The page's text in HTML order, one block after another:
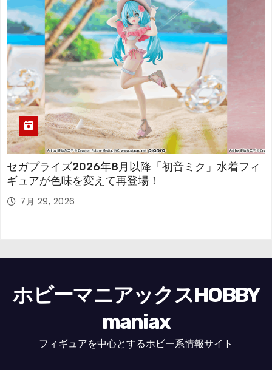
セガプライズ2026年8月以降「初音ミク」水着フィ
ギュアが色味を変えて再登場！
7月 29, 2026
ホビーマニアックスHOBBY
maniax
フィギュアを中心とするホビー系情報サイト